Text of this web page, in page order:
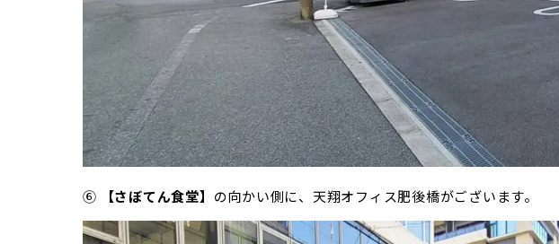
⑥ 【さぼてん食堂】 の向かい側に、天翔オフィス肥後橋がございます。